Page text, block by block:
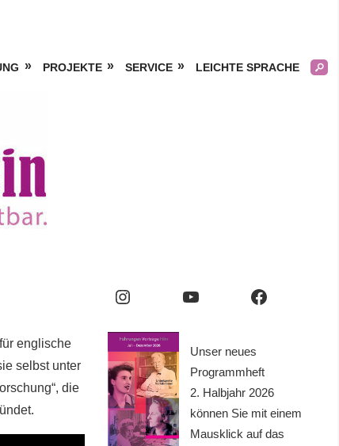
PROJEKTE SERVICE LEICHTE SPRACHE
englische
selbst unter
die
Instagram YouTube Facebook
Unser neues
Programmheft
2. Halbjahr 2026
können Sie mit einem
Mausklick auf das